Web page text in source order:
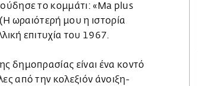
το κομμάτι: «Ma plus
ωραιότερή μου η ιστορία
επιτυχία του 1967.
δημοπρασίας είναι ένα κοντό
από την κολεξιόν άνοιξη-